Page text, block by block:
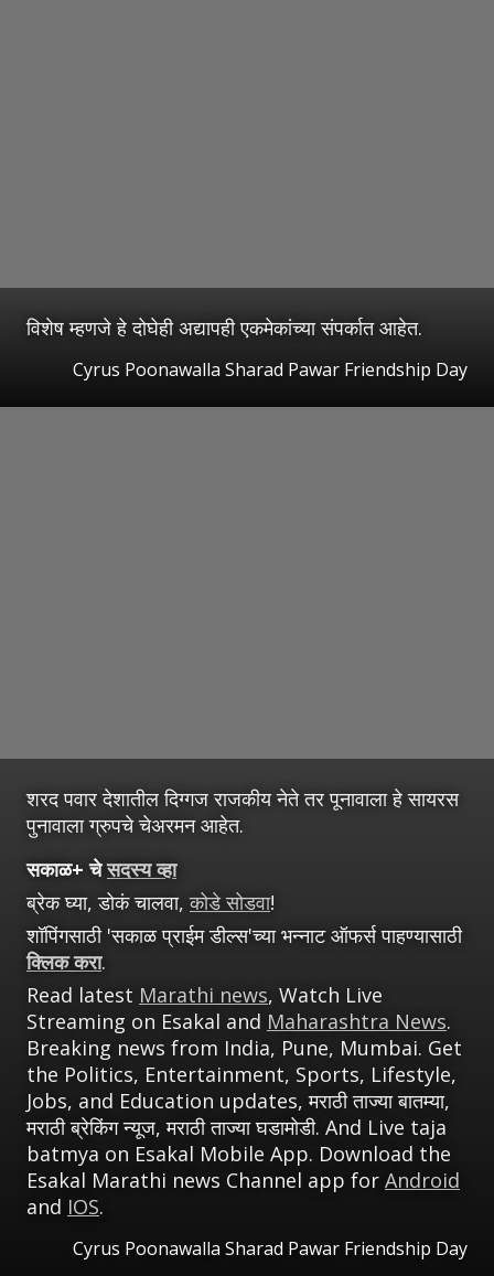
विशेष म्हणजे हे दोघेही अद्यापही एकमेकांच्या संपर्कात आहेत.
Cyrus Poonawalla Sharad Pawar Friendship Day
शरद पवार देशातील दिग्गज राजकीय नेते तर पूनावाला हे सायरस
पुनावाला ग्रुपचे चेअरमन आहेत.
सकाळ+ चेसदस्य व्हा
ब्रेक घ्या, डोकं चालवा,कोडे सोडवा!
शॉपिंगसाठी 'सकाळ प्राईम डील्स'च्या भन्नाट ऑफर्स पाहण्यासाठी
क्लिक करा.
Read latest Marathi news, Watch Live
Streaming on Esakal and Maharashtra News.
Breaking news from India, Pune, Mumbai. Get
the Politics, Entertainment, Sports, Lifestyle,
Jobs, and Education updates, मराठी ताज्या बातम्या,
मराठी ब्रेकिंग न्यूज, मराठी ताज्या घडामोडी. And Live taja
batmya on Esakal Mobile App. Download the
Esakal Marathi news Channel app for Android
and IOS.
Cyrus Poonawalla Sharad Pawar Friendship Day